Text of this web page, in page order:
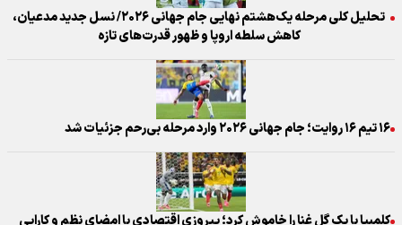
تحلیل کلی مرحله یک‌هشتم نهایی جام جهانی ۲۰۲۶/ نسل جدید مدعیان،
کاهش سلطه اروپا و ظهور قدرت‌های تازه
۱۶ تیم ۱۶ روایت؛ جام جهانی ۲۰۲۶ وارد مرحله بی‌رحم جزئیات شد
کلمبیا با یک گل غنا را خاموش کرد؛ پیروزی اقتصادی با امضای نظم و کارایی